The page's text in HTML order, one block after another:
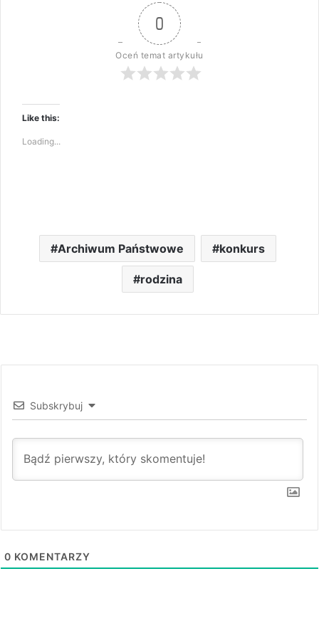
0
Oceń temat artykułu
Like this:
Loading...
Archiwum Państwowe konkurs
rodzina
Subskrybuj
0 KOMENTARZY